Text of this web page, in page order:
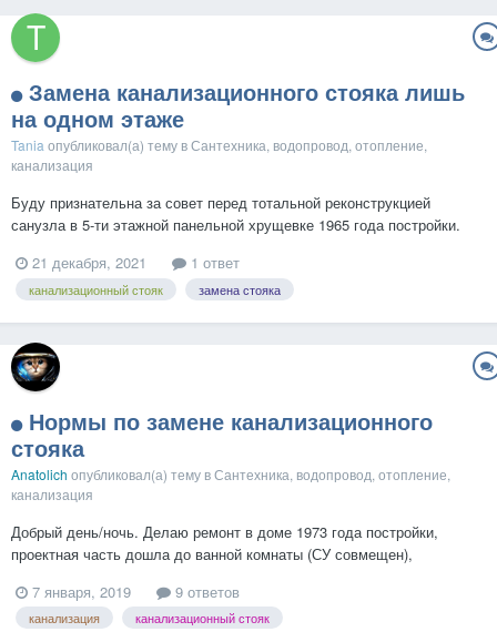
Замена канализационного стояка лишь
на одном этаже
Tania опубликовал(а) тему вСантехника, водопровод, отопление,
канализация
Буду признательна за совет перед тотальной реконструкцией
санузла в 5-ти этажной панельной хрущевке 1965 года постройки.
стояка. В идеале на всех этажах. За средства жильцов (капремонт
нескоро). Сантехники из УК категорически отказались...
21 декабря, 2021 1 ответ
канализационный стояк замена стояка
Нормы по замене канализационного
стояка
Anatolich опубликовал(а) тему вСантехника, водопровод, отопление,
канализация
Добрый день/ночь. Делаю ремонт в доме 1973 года постройки,
проектная часть дошла до ванной комнаты (СУ совмещен),
испещрен свищами в бурых подтеках, в ванной стоит неприятный
запах?. Я конечно хочу заменить стояк, так-как стояк...
7 января, 2019 9 ответов
канализация канализационный стояк